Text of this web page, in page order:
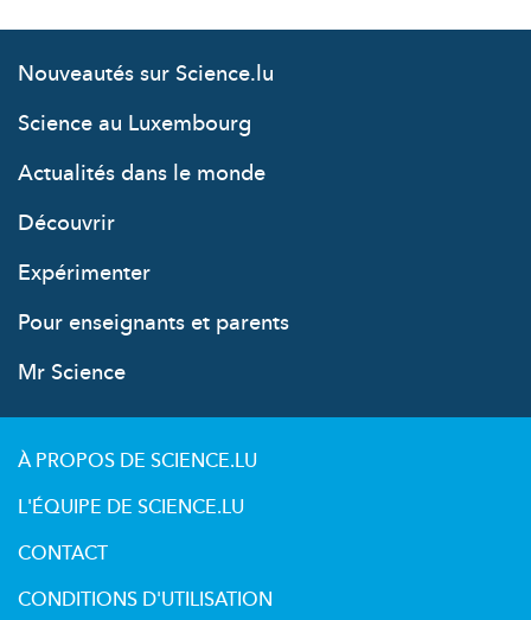
Nouveautés sur Science.lu
Science au Luxembourg
Actualités dans le monde
Découvrir
Expérimenter
Pour enseignants et parents
Mr Science
À PROPOS DE SCIENCE.LU
L'ÉQUIPE DE SCIENCE.LU
CONTACT
CONDITIONS D'UTILISATION